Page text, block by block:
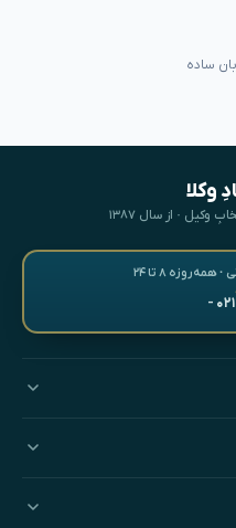
ساده
وکلا
وکیل · از سال ۱۳۸۷
۸ تا ۲۴
- ۰۲۱